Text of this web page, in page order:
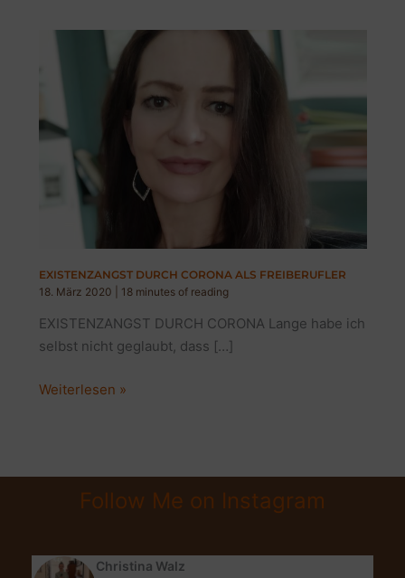
EXISTENZANGST DURCH CORONA ALS FREIBERUFLER
18. März 2020
18 minutes of reading
EXISTENZANGST DURCH CORONA Lange habe ich
selbst nicht geglaubt, dass […]
EXISTENZANGST
FREIBERUFLER
Weiterlesen »
Follow Me on Instagram
Christina Walz